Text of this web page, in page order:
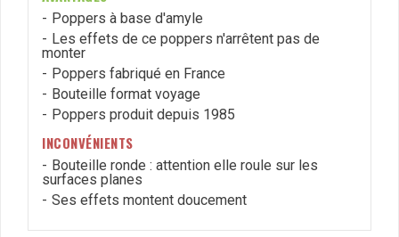
Poppers à base d'amyle
Les effets de ce poppers n'arrêtent pas de
monter
Poppers fabriqué en France
Bouteille format voyage
Poppers produit depuis 1985
INCONVÉNIENTS
Bouteille ronde : attention elle roule sur les
surfaces planes
Ses effets montent doucement